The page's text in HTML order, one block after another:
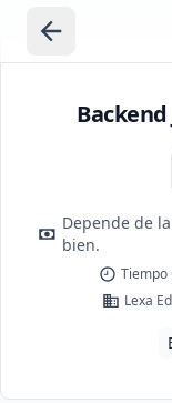
Depende de
bien.
Tiempo
Lexa